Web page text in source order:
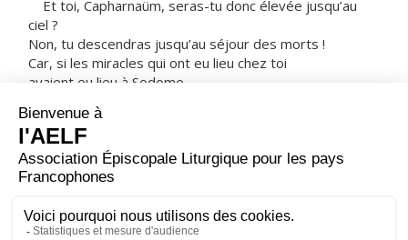
Et toi, Capharnaüm, seras-tu donc élevée jusqu’au
ciel ?
Non, tu descendras jusqu’au séjour des morts !
Car, si les miracles qui ont eu lieu chez toi
avaient eu lieu à Sodome,
Aussi, je vous le déclare :
au jour du Jugement,
le pays de Sodome sera traité moins sévèrement que
toi. »
– Acclamons la Parole de Dieu.